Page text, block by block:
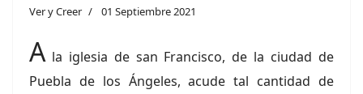
Ver y Creer 01 Septiembre 2021
Ala iglesia de san Francisco, de la ciudad de
Puebla de los Ángeles, acude tal cantidad de